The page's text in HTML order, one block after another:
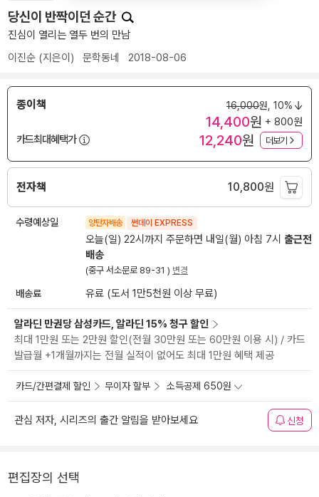
당신이 반짝이던 순간
진심이 열리는 열두 번의 만남
이진순 (지은이) 문학동네 2018-08-06
종이책 16,000원, 10%
14,400원 + 800원
카드최대혜택가
12,240원 더보기
전자책 10,800원
수령예상일 양탄자배송 썬데이 EXPRESS
오늘(일) 22시까지 주문하면 내일(월) 아침 7시 출근전
배송
(중구 서소문로 89-31 ) 변경
배송료 유료 (도서 1만5천원 이상 무료)
알라딘 만권당 삼성카드, 알라딘 15% 청구 할인
최대 1만원 또는 2만원 할인(전월 30만원 또는 60만원 이용 시) / 카드
발급월 +1개월까지는 전월 실적이 없어도 최대 1만원 혜택 제공
카드/간편결제 할인 무이자 할부 소득공제 650원
관심 저자, 시리즈의 출간 알림을 받아보세요 신청
편집장의 선택